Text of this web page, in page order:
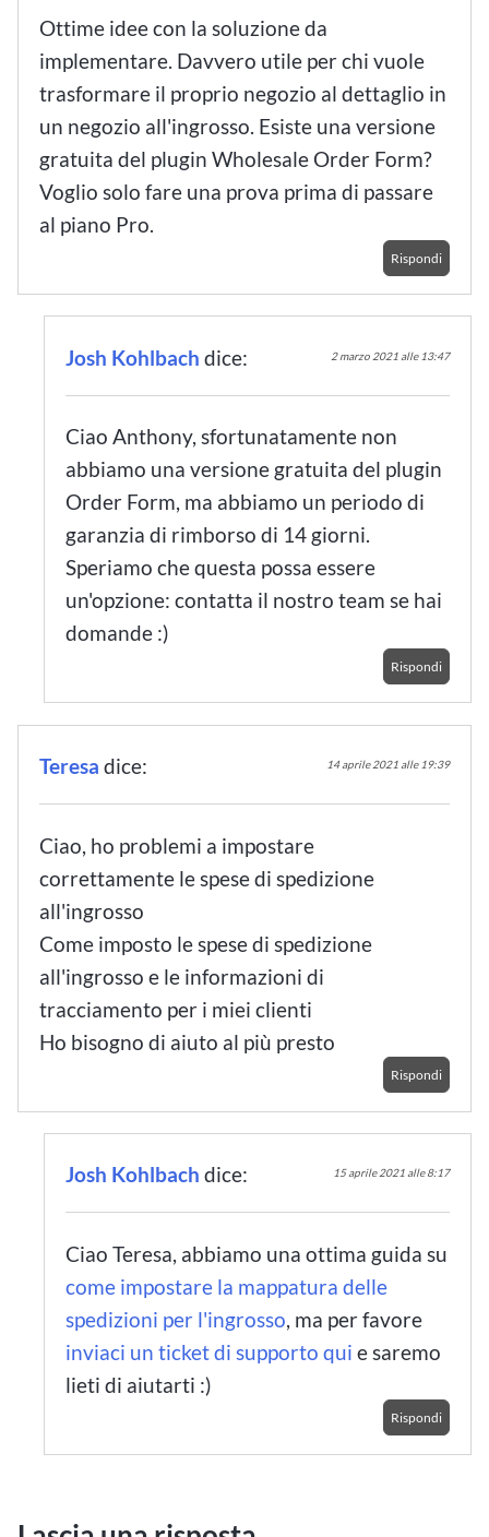
Ottime idee con la soluzione da
implementare. Davvero utile per chi vuole
trasformare il proprio negozio al dettaglio in
un negozio all'ingrosso. Esiste una versione
gratuita del plugin Wholesale Order Form?
Voglio solo fare una prova prima di passare
al piano Pro.
Rispondi
Josh Kohlbach dice: 2 marzo 2021 alle 13:47
Ciao Anthony, sfortunatamente non
abbiamo una versione gratuita del plugin
Order Form, ma abbiamo un periodo di
garanzia di rimborso di 14 giorni.
Speriamo che questa possa essere
un'opzione: contatta il nostro team se hai
domande :)
Rispondi
Teresa dice: 14 aprile 2021 alle 19:39
Ciao, ho problemi a impostare
correttamente le spese di spedizione
all'ingrosso
Come imposto le spese di spedizione
all'ingrosso e le informazioni di
tracciamento per i miei clienti
Ho bisogno di aiuto al più presto
Rispondi
Josh Kohlbach dice: 15 aprile 2021 alle 8:17
Ciao Teresa, abbiamo una ottima guida su
come impostare la mappatura delle
spedizioni per l'ingrosso, ma per favore
inviaci un ticket di supporto qui e saremo
lieti di aiutarti :)
Rispondi